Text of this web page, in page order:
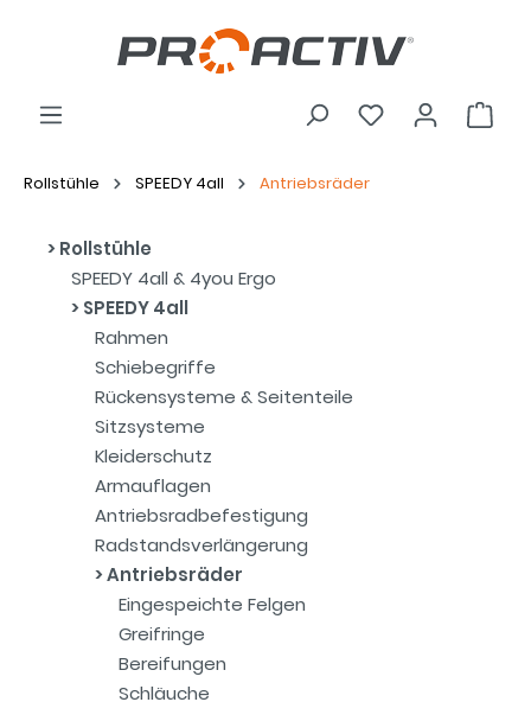
Rollstühle SPEEDY 4all Antriebsräder
Rollstühle
SPEEDY 4all & 4you Ergo
SPEEDY 4all
Rahmen
Schiebegriffe
Rückensysteme & Seitenteile
Sitzsysteme
Kleiderschutz
Armauflagen
Antriebsradbefestigung
Radstandsverlängerung
Antriebsräder
Eingespeichte Felgen
Greifringe
Bereifungen
Schläuche